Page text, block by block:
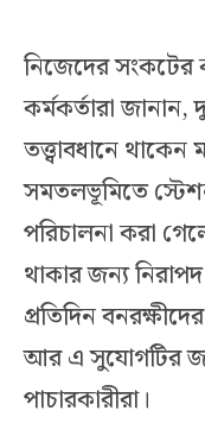
নিজেদের সংকটের
কর্মকর্তারা
তত্ত্বাবধানে
সমতলভূমিতে
পরিচালনা করা
থাকার জন্য
প্রতিদিন
আর এ সুযোগটির
পাচারকারীরা।